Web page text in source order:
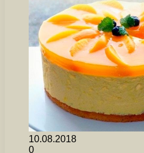
10.08.2018
0